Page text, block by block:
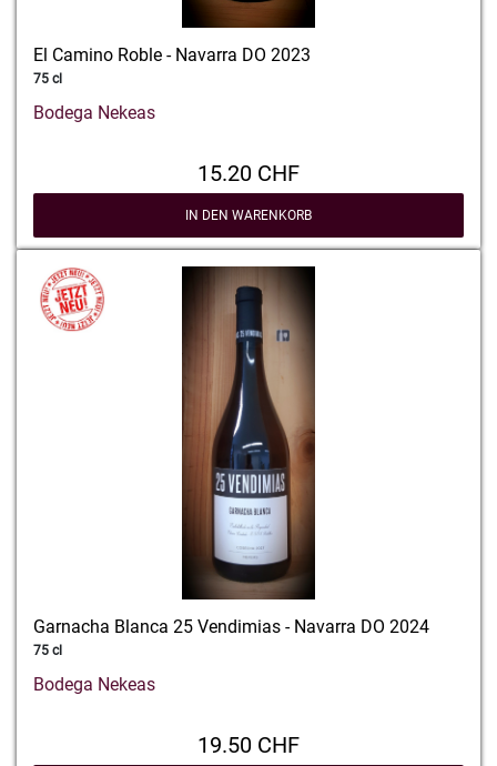
El Camino Roble - Navarra DO 2023
75 cl
Bodega Nekeas
15.20 CHF
IN DEN WARENKORB
Garnacha Blanca 25 Vendimias - Navarra DO 2024
75 cl
Bodega Nekeas
19.50 CHF